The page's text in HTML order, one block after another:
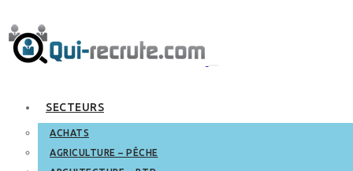
SECTEURS
ACHATS
AGRICULTURE – PÊCHE